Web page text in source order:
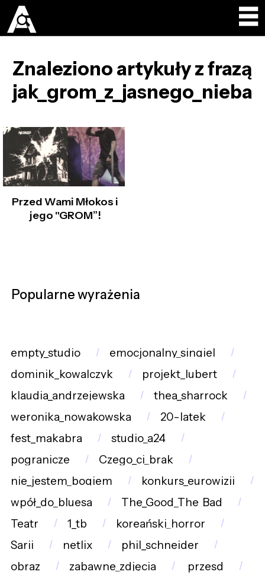
Znaleziono artykuły z frazą
jak_grom_z_jasnego_nieba
Przed Wami Młokos i
jego "GROM”!
Popularne wyrażenia
empty_studio
emocjonalny_singiel
dominik_kowalczyk
projekt_lubert
klaudia_andrzejewska
thea_sharrock
weronika_nowakowska
20-latek
fest_makabra
studio_a24
pogranicze
Czego_ci_brak
nie_jestem_bogiem
konkurs_eurowizji
wpół_do_bluesa
The_Good_The_Bad
Teatr
1_tb
koreański_horror
Sarii
netlix
phil_schneider
obraz
zabawne_zdjęcia
przesd